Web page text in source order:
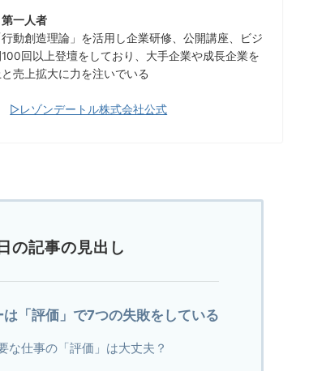
第一人者
動創造理論」を活用し企業研修、公開講座、ビジ
回以上登壇をしており、大手企業や成長企業を
売上拡大に力を注いでいる
▷レゾンデートル株式会社公式
の記事の見出し
「評価」で7つの失敗をしている
な仕事の「評価」は大丈夫？